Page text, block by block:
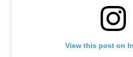
View this post on